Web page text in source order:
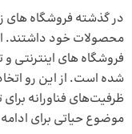
در گذشته فروشگاه‌ های
محصولات خود داشتند.
فروشگاه‌ های اینترنتی
شده است. از این رو
ظرفیت‌های فناورانه
موضوع حیاتی برای